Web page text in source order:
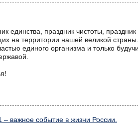
единства, праздник чистоты,
на территории нашей великой
единого организма и только
важное событие в жизни России.